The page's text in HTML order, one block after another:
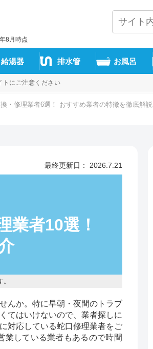
8月時点
給湯器 排水管 お風呂
トにご注意ください
・修理業者6選！ おすすめ業者の特徴を徹底解説
最終更新日： 2026.7.21
業者10選！
んか。特に早朝・夜間のトラブ
てはいけないので、業者探しに
対応している蛇口修理業者をご
業している業者もあるので時間